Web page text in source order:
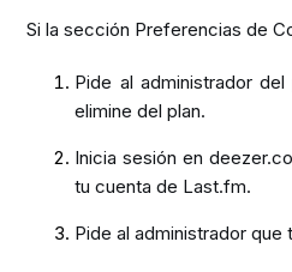
Si la sección Preferencias de
Pide al administrador
elimine del plan.
Inicia sesión en
tu cuenta de Last.fm.
Pide al administrador que